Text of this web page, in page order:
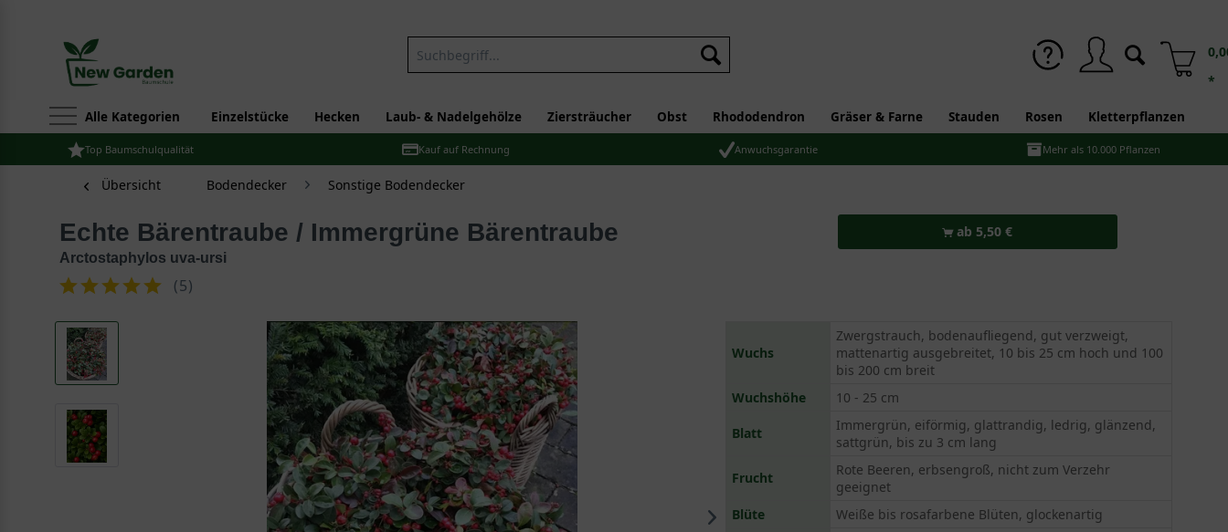
*
Alle Kategorien Einzelstücke Hecken Laub- & Nadelgehölze Ziersträucher Obst Rhododendron Gräser & Farne Stauden Rosen Kletterpflanzen
Top Baumschulqualität Kauf auf Rechnung Anwuchsgarantie Mehr als 10.000 Pflanzen
Übersicht Bodendecker Sonstige Bodendecker
Echte Bärentraube / Immergrüne Bärentraube
Arctostaphylos uva-ursi
(5)
ab 5,50 €
Wuchs
Zwergstrauch, bodenaufliegend, gut verzweigt,
mattenartig ausgebreitet, 10 bis 25 cm hoch und 100
bis 200 cm breit
Wuchshöhe
10 - 25 cm
Blatt
Immergrün, eiförmig, glattrandig, ledrig, glänzend,
sattgrün, bis zu 3 cm lang
Frucht
Rote Beeren, erbsengroß, nicht zum Verzehr
geeignet
Blüte
Weiße bis rosafarbene Blüten, glockenartig